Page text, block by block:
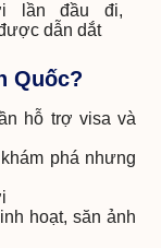
lần đầu đi,
dẫn dắt
Quốc?
hỗ trợ visa và
phá nhưng
hoạt, săn ảnh